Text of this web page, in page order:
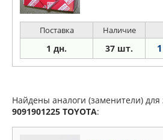
Поставка Наличие
1 дн. 37 шт.
Найдены аналоги (заменители)
9091901225 TOYOTA: